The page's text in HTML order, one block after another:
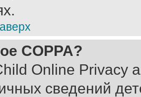
COPPA?
Online Privacy
сведений